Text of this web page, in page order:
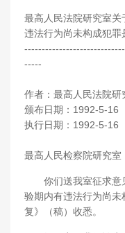
最高人民法院研究室
违法行为尚未构成犯
-----
作者：最高人民法院研
颁布日期：1992-5-16
执行日期：1992-5-16
最高人民检察院研究室
你们送我室征求意
验期内有违法行为尚
复》（稿）收悉。